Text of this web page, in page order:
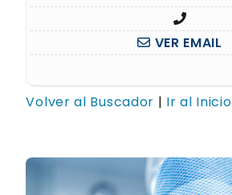
VER EMAIL
Volver al Buscador | Ir al Inicio